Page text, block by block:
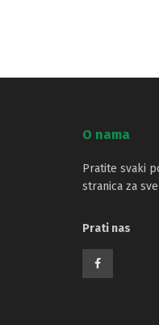
O nama
Pratite svaki
stranica za
Prati nas